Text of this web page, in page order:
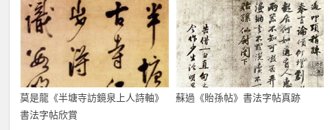
莫是龍《半塘寺訪鏡泉上人詩軸》
書法字帖欣賞
蘇過《貽孫帖》書法字帖真跡